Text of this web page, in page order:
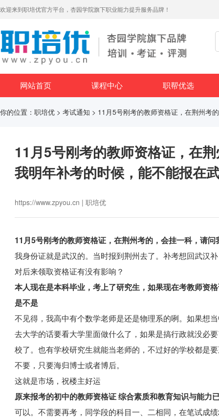
欢迎来到职培优官方平台，杏园学院旗下职业能力提升服务品牌！
网站首页 课程中心 职帮优选
你的位置： 职培优 > 考试通知 > 11月5号刚考的教师资格证，在荆州考
11月5号刚考的教师资格证，在
我明年补考的时候，能不能报在
https://www.zpyou.cn | 职培优
11月5号刚考的教师资格证，在荆州考的，会挂一科，请
我身份证就是武汉的。当时报到荆州去了。补考想回武汉
对后来领取资格证有没有影响？
本人现在是本科毕业，考上了研究生，如果现在考教师资
是不是
不见得，我高中有个数学老师是还是物理系的咧。如果想
去大学的话要看大学里面做什么了，如果是搞行政就没必
校了。也有学校研究生就能当老师的，不过好的学校都是
不要，只要海归博士或者博后。
这就是市场，祝楼主好运
原来报考的初中的教师资格证 综合素质和教育知识与能力
可以。不需要再考，同学段的科目一、二相同，在笔试成